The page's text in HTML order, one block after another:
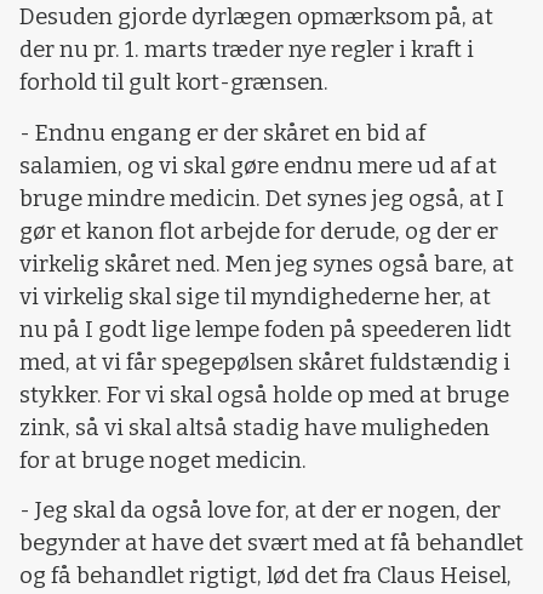
Desuden gjorde dyrlægen opmærksom på, at
der nu pr. 1. marts træder nye regler i kraft i
forhold til gult kort-grænsen.
- Endnu engang er der skåret en bid af
salamien, og vi skal gøre endnu mere ud af at
bruge mindre medicin. Det synes jeg også, at I
gør et kanon flot arbejde for derude, og der er
virkelig skåret ned. Men jeg synes også bare, at
vi virkelig skal sige til myndighederne her, at
nu på I godt lige lempe foden på speederen lidt
med, at vi får spegepølsen skåret fuldstændig i
stykker. For vi skal også holde op med at bruge
zink, så vi skal altså stadig have muligheden
for at bruge noget medicin.
- Jeg skal da også love for, at der er nogen, der
begynder at have det svært med at få behandlet
og få behandlet rigtigt, lød det fra Claus Heisel,